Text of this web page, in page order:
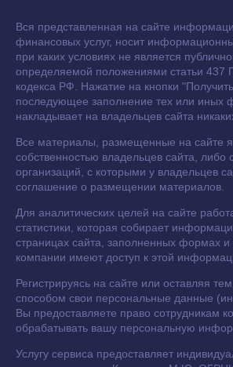
Вся представленная на сайте
финансовых услуг, носит
при каких условиях не является
определяемой положениями статьи 437
кодекса РФ. Нажатие на кнопки
последующее заполнение тех или иных
накладывает на владельцев сайта
Все материалы, размещенные на сайте
собственностью владельцев сайта, либо
организаций, с которыми у владельцев
соглашение о размещении материалов.
Для аналитических целей на сайте
статистики, которая собирает
страницах сайта, заполненных формах и
компании имеют доступ к этой
Регистрируясь на сайте или оставляя
способом свои персональные данные
Вы предоставляете право сотрудникам
обрабатывать вашу персональную
Услугу сервиса предоставляет